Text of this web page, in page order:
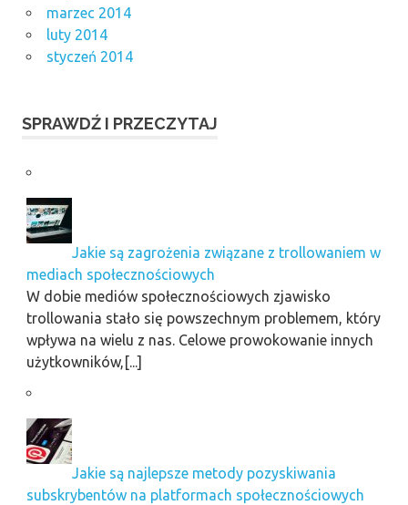
marzec 2014
luty 2014
styczeń 2014
SPRAWDŹ I PRZECZYTAJ
Jakie są zagrożenia związane z trollowaniem w
mediach społecznościowych
W dobie mediów społecznościowych zjawisko
trollowania stało się powszechnym problemem, który
wpływa na wielu z nas. Celowe prowokowanie innych
użytkowników,[...]
Jakie są najlepsze metody pozyskiwania
subskrybentów na platformach społecznościowych